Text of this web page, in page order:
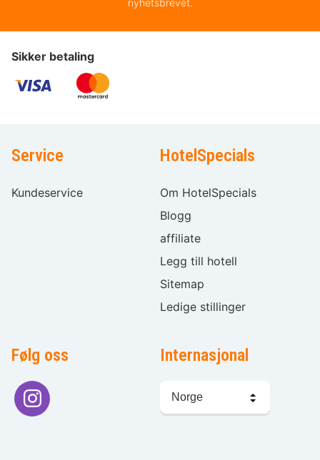
nyhetsbrevet.
Sikker betaling
Service
Kundeservice
HotelSpecials
Om HotelSpecials
Blogg
affiliate
Legg till hotell
Sitemap
Ledige stillinger
Følg oss Internasjonal